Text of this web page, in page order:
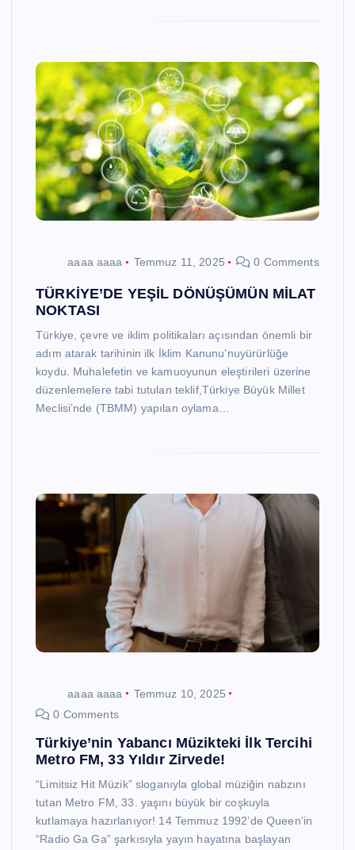
aaaa aaaa Temmuz 11, 2025 0 Comments
TÜRKİYE’DE YEŞİL DÖNÜŞÜMÜN MİLAT
NOKTASI
Türkiye, çevre ve iklim politikaları açısından önemli bir
adım atarak tarihinin ilk İklim Kanunu’nuyürürlüğe
koydu. Muhalefetin ve kamuoyunun eleştirileri üzerine
düzenlemelere tabi tutulan teklif,Türkiye Büyük Millet
Meclisi’nde (TBMM) yapılan oylama…
aaaa aaaa
Temmuz 10, 2025
0 Comments
Türkiye’nin Yabancı Müzikteki İlk Tercihi
Metro FM, 33 Yıldır Zirvede!
“Limitsiz Hit Müzik” sloganıyla global müziğin nabzını
tutan Metro FM, 33. yaşını büyük bir coşkuyla
kutlamaya hazırlanıyor! 14 Temmuz 1992’de Queen’in
“Radio Ga Ga” şarkısıyla yayın hayatına başlayan